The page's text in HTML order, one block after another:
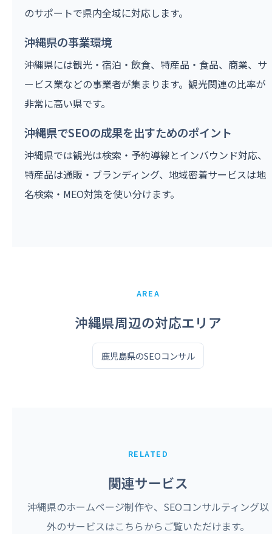
のサポートで県内全域に対応します。
沖縄県の事業環境
沖縄県には観光・宿泊・飲食、特産品・食品、商業、サ
ービス業などの事業者が集まります。観光関連の比率が
非常に高い県です。
沖縄県でSEOの成果を出すためのポイント
沖縄県では観光は検索・予約導線とインバウンド対応、
特産品は通販・ブランディング、地域密着サービスは地
名検索・MEO対策を使い分けます。
AREA
沖縄県周辺の対応エリア
鹿児島県のSEOコンサル
RELATED
関連サービス
沖縄県のホームページ制作や、SEOコンサルティング以
外のサービスはこちらからご覧いただけます。